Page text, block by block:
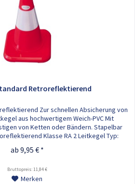
Retroreflektierend
Zur schnellen Absicherung von
aus hochwertigem Weich-PVC Mit
von Ketten oder Bändern. Stapelbar
Klasse RA 2 Leitkegel Typ:
mm - 900 mm
ab 9,95 € *
Bruttopreis: 11,84 €
Merken